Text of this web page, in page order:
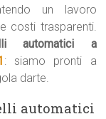
un lavoro
costi trasparenti.
automatici a
: siamo pronti a
darte.
automatici